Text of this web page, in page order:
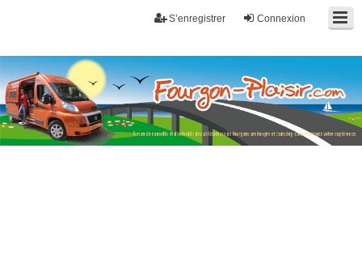
Connexion
S’enregistrer
Fourgon-plaisir.com
Forum de conseils et d'entraide des utilisateurs de fourgons, fourgons
aménagés, vans et de camping-car. Partagez votre expérience.